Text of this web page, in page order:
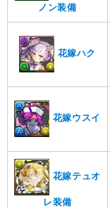
ノン装備
花嫁ハク
花嫁ウスイ
花嫁テュオ
レ装備